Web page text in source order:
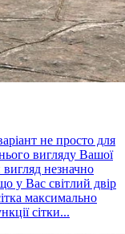
не просто для
вигляду Вашої
незначно
у Вас світлий двір
максимально
сітки...